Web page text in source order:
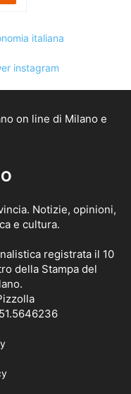
Notizie, opinioni,
e cultura.
registrata il 10
della Stampa del